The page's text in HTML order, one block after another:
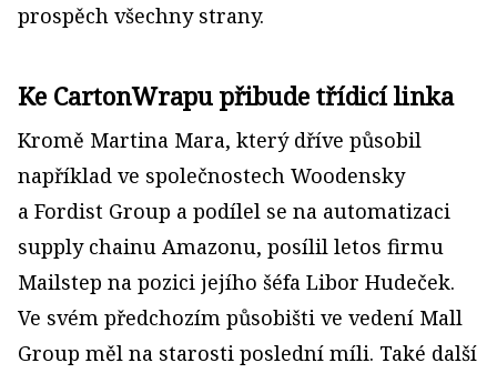
prospěch všechny strany.
Ke CartonWrapu přibude třídicí linka
Kromě Martina Mara, který dříve působil
například ve společnostech Woodensky
a Fordist Group a podílel se na automatizaci
supply chainu Amazonu, posílil letos firmu
Mailstep na pozici jejího šéfa Libor Hudeček.
Ve svém předchozím působišti ve vedení Mall
Group měl na starosti poslední míli. Také další